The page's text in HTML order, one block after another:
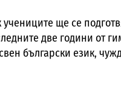
учениците ще се
две години от
български език,